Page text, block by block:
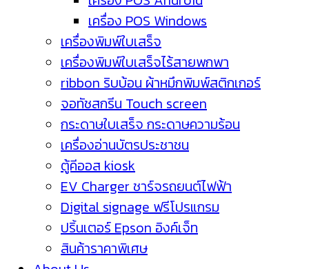
เครื่อง POS Windows
เครื่องพิมพ์ใบเสร็จ
เครื่องพิมพ์ใบเสร็จไร้สายพกพา
ribbon ริบบ้อน ผ้าหมึกพิมพ์สติกเกอร์
จอทัชสกรีน Touch screen
กระดาษใบเสร็จ กระดาษความร้อน
เครื่องอ่านบัตรประชาชน
ตู้คีออส kiosk
EV Charger ชาร์จรถยนต์ไฟฟ้า
Digital signage ฟรีโปรแกรม
ปริ้นเตอร์ Epson อิงค์เจ็ท
สินค้าราคาพิเศษ